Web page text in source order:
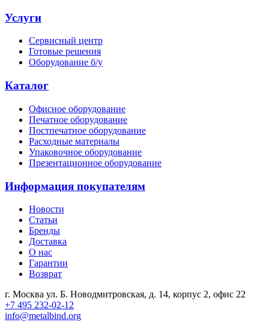
Услуги
Сервисный центр
Готовые решения
Оборудование б/у
Каталог
Офисное оборудование
Печатное оборудование
Постпечатное оборудование
Расходные материалы
Упаковочное оборудование
Презентационное оборудование
Информация покупателям
Новости
Статьи
Бренды
Доставка
О нас
Гарантии
Возврат
г. Москва ул. Б. Новодмитровская, д. 14, корпус 2, офис 22
+7 495 232-02-12
info@metalbind.org